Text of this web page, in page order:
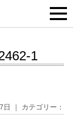
1
｜ カテゴリー：